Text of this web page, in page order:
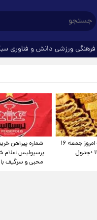
فرهنگیورزشی دانش و فناوری
قیمت طلا و سکه امروز جمعه ۱۶
شماره پیراهن
پرسپولیس اعلام
محبی و سرگیف با